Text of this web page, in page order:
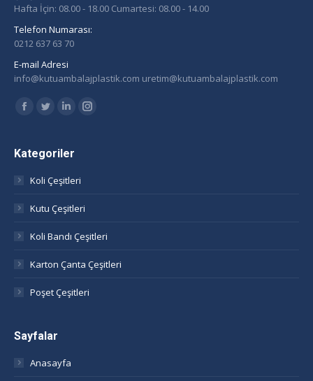
Hafta İçin: 08.00 - 18.00 Cumartesi: 08.00 - 14.00
Telefon Numarası:
0212 637 63 70
E-mail Adresi
info@kutuambalajplastik.com uretim@kutuambalajplastik.com
Find us on:
Facebook
opens
new
window
Twitter
opens
new
window
Linkedin
opens
new
window
Instagram
Kategoriler
Koli Çeşitleri
Kutu Çeşitleri
Koli Bandı Çeşitleri
Karton Çanta Çeşitleri
Poşet Çeşitleri
Sayfalar
Anasayfa